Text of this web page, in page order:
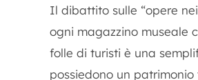
Il dibattito sulle “opere
ogni magazzino museale
folle di turisti è una
possiedono un